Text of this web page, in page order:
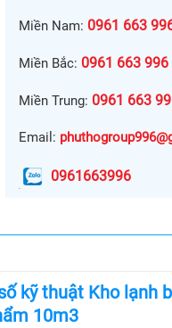
Miền Nam: 0961 663
Miền Bắc: 0961 663 996
Miền Trung: 0961 663
Email:
0961663996
kỹ thuật Kho lạnh
10m3